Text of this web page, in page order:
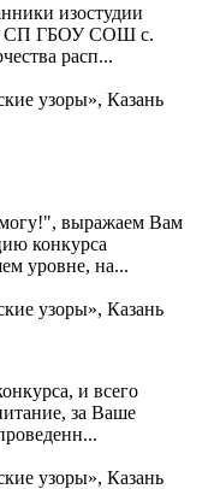
изостудии
СП ГБОУ СОШ с.
расп...
узоры», Казань
выражаем Вам
конкурса
уровне, на...
узоры», Казань
и всего
за Ваше
узоры», Казань